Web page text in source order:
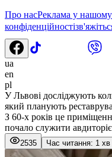
Про насРеклама у нашому
конфіденційності
ua
en
pl
У Львові досліджують
який планують
З 60-х років це
почало служити
2535 Час читання: 1 хв